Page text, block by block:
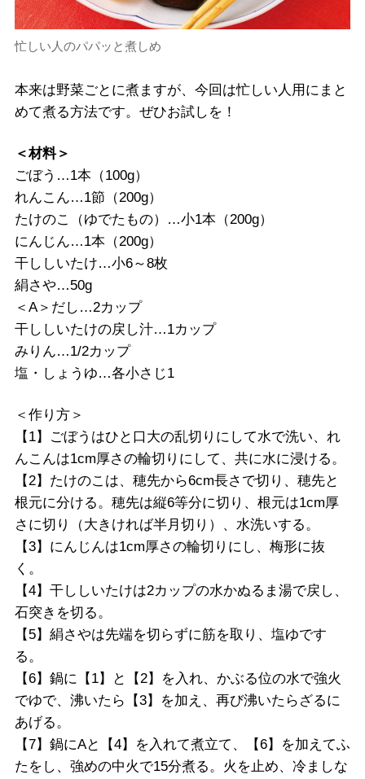
忙しい人のパパッと煮しめ
本来は野菜ごとに煮ますが、今回は忙しい人用にまと
めて煮る方法です。ぜひお試しを！
＜材料＞
ごぼう…1本（100g）
れんこん…1節（200g）
たけのこ（ゆでたもの）…小1本（200g）
にんじん…1本（200g）
干ししいたけ…小6～8枚
絹さや…50g
＜A＞だし…2カップ
干ししいたけの戻し汁…1カップ
みりん…1/2カップ
塩・しょうゆ…各小さじ1
＜作り方＞
【1】ごぼうはひと口大の乱切りにして水で洗い、れ
んこんは1cm厚さの輪切りにして、共に水に浸ける。
【2】たけのこは、穂先から6cm長さで切り、穂先と
根元に分ける。穂先は縦6等分に切り、根元は1cm厚
さに切り（大きければ半月切り）、水洗いする。
【3】にんじんは1cm厚さの輪切りにし、梅形に抜
く。
【4】干ししいたけは2カップの水かぬるま湯で戻し、
石突きを切る。
【5】絹さやは先端を切らずに筋を取り、塩ゆです
る。
【6】鍋に【1】と【2】を入れ、かぶる位の水で強火
でゆで、沸いたら【3】を加え、再び沸いたらざるに
あげる。
【7】鍋にAと【4】を入れて煮立て、【6】を加えてふ
たをし、強めの中火で15分煮る。火を止め、冷ましな